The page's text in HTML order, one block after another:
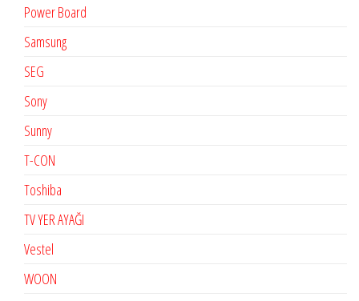
Power Board
Samsung
SEG
Sony
Sunny
T-CON
Toshiba
TV YER AYAĞI
Vestel
WOON